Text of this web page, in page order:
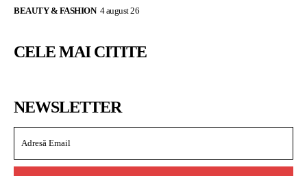
BEAUTY & FASHION 4 august 26
CELE MAI CITITE
NEWSLETTER